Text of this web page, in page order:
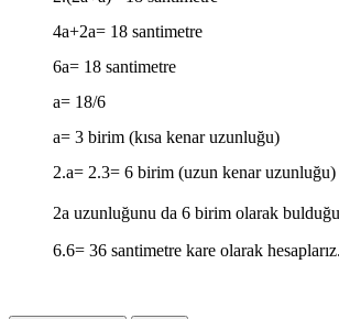
4a+2a= 18 santimetre
6a= 18 santimetre
a= 18/6
a= 3 birim (kısa kenar uzunluğu)
2.a= 2.3= 6 birim (uzun kenar uzunluğu)
2a uzunluğunu da 6 birim olarak
6.6= 36 santimetre kare olarak hesaplarız.